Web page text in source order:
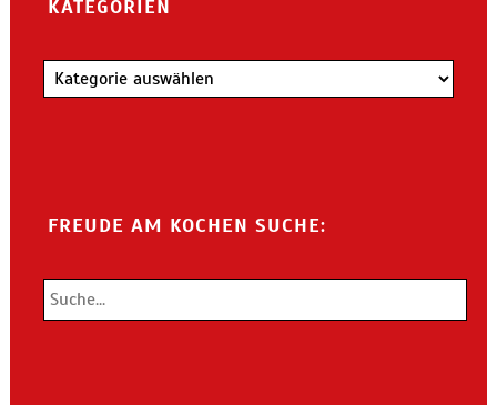
KATEGORIEN
Kategorien
FREUDE AM KOCHEN SUCHE: